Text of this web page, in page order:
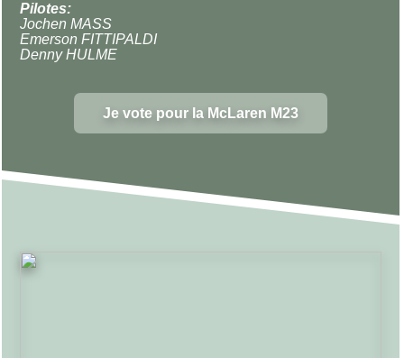
Pilotes:
Jochen MASS
Emerson FITTIPALDI
Denny HULME
Je vote pour la McLaren M23